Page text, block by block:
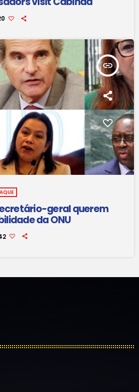
insert_link
geral querem
da ONU